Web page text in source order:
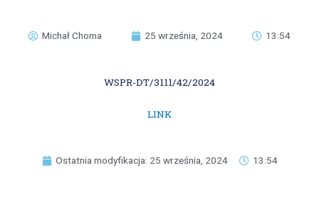
Michał Choma 25 września, 2024 13:54
WSPR-DT/3111/42/2024
LINK
Ostatnia modyfikacja: 25 września, 2024 13:54